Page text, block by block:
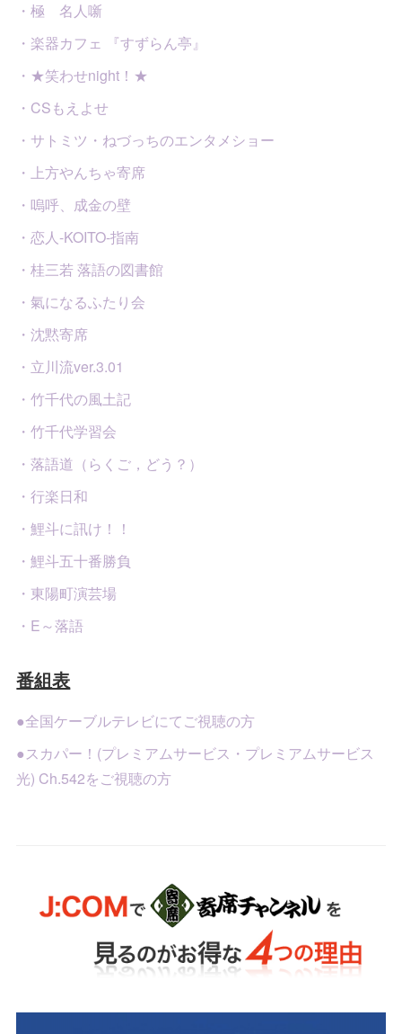
・極 名人噺
・楽器カフェ 『すずらん亭』
・★笑わせnight！★
・CSもえよせ
・サトミツ・ねづっちのエンタメショー
・上方やんちゃ寄席
・嗚呼、成金の壁
・恋人-KOITO-指南
・桂三若 落語の図書館
・氣になるふたり会
・沈黙寄席
・立川流ver.3.01
・竹千代の風土記
・竹千代学習会
・落語道（らくご，どう？）
・行楽日和
・鯉斗に訊け！！
・鯉斗五十番勝負
・東陽町演芸場
・E～落語
番組表
●全国ケーブルテレビにてご視聴の方
●スカパー！(プレミアムサービス・プレミアムサービス
光) Ch.542をご視聴の方